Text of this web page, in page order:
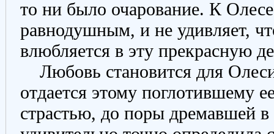
то ни было очарование. К
равнодушным, и не удивляет,
влюбляется в эту прекрасную
Любовь становится для
отдается этому поглотившему
страстью, до поры дремавшей